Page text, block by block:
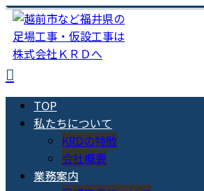
TOP
私たちについて
KRDの特徴
会社概要
業務案内